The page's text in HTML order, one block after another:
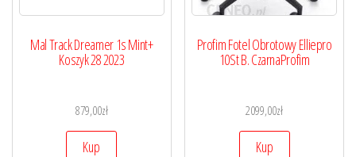
Mal Track Dreamer 1s Mint+
Koszyk 28 2023
879,00zł
Kup
Profim Fotel Obrotowy Elliepro
10St B. CzarnaProfim
2099,00zł
Kup